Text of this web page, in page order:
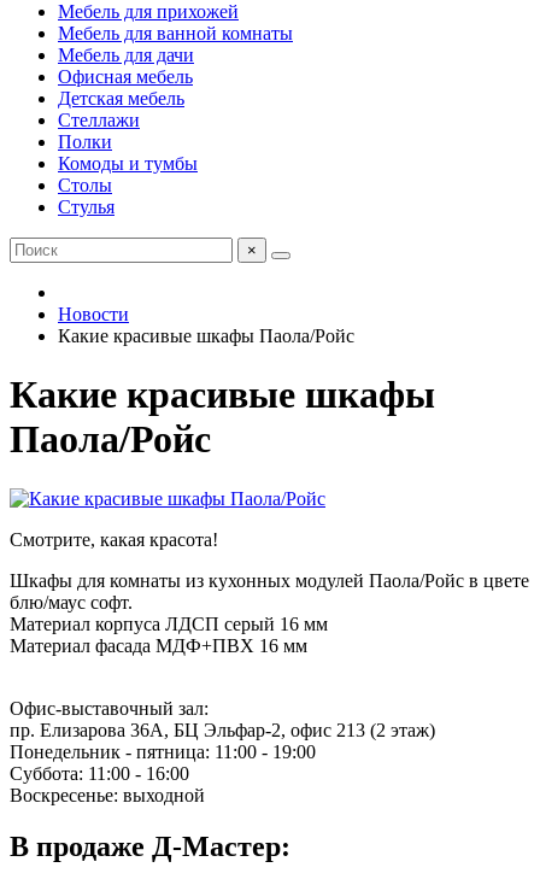
Мебель для прихожей
Мебель для ванной комнаты
Мебель для дачи
Офисная мебель
Детская мебель
Стеллажи
Полки
Комоды и тумбы
Столы
Стулья
×
Новости
Какие красивые шкафы Паола/Ройс
Какие красивые шкафы
Паола/Ройс
Смотрите, какая красота!
Шкафы для комнаты из кухонных модулей Паола/Ройс в цвете
блю/маус софт.
Материал корпуса ЛДСП серый 16 мм
Материал фасада МДФ+ПВХ 16 мм
Офис-выставочный зал:
пр. Елизарова 36А, БЦ Эльфар-2, офис 213 (2 этаж)
Понедельник - пятница: 11:00 - 19:00
Суббота: 11:00 - 16:00
Воскресенье: выходной
В продаже Д-Мастер: